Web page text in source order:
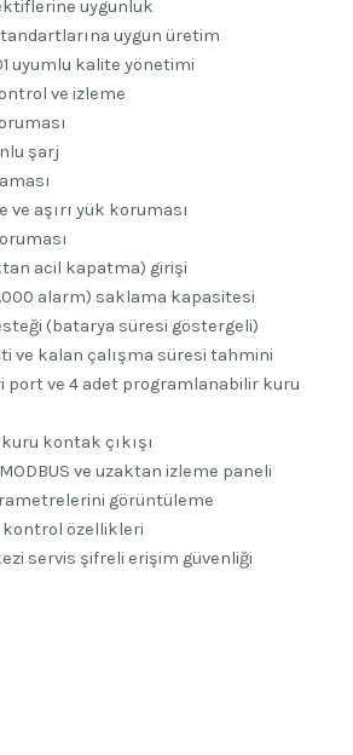
uygunluk
standartlarına uygun üretim
uyumlu kalite yönetimi
ve izleme
şarj
ve aşırı yük koruması
acil kapatma) girişi
alarm) saklama kapasitesi
(batarya süresi göstergeli)
ve kalan çalışma süresi tahmini
port ve 4 adet programlanabilir kuru
kontak çıkışı
ve uzaktan izleme paneli
görüntüleme
özellikleri
servis şifreli erişim güvenliği